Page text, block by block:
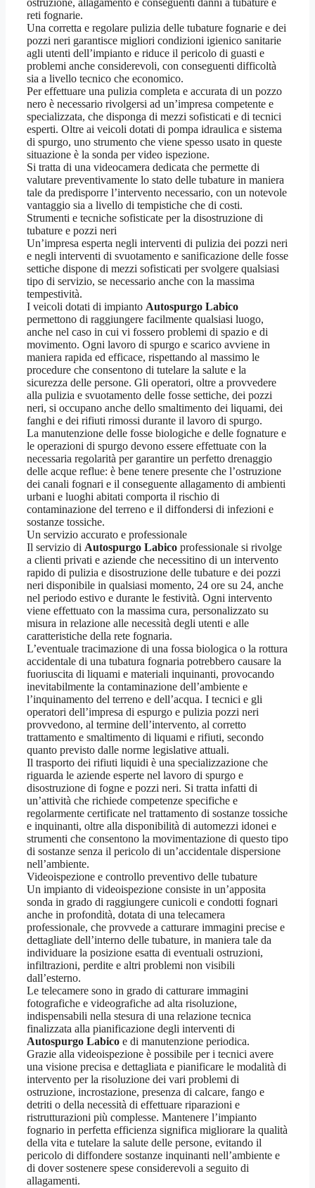
ostruzione, allagamento e conseguenti danni a tubature e
reti fognarie.
Una corretta e regolare pulizia delle tubature fognarie e dei
pozzi neri garantisce migliori condizioni igienico sanitarie
agli utenti dell’impianto e riduce il pericolo di guasti e
problemi anche considerevoli, con conseguenti difficoltà
sia a livello tecnico che economico.
Per effettuare una pulizia completa e accurata di un pozzo
nero è necessario rivolgersi ad un’impresa competente e
specializzata, che disponga di mezzi sofisticati e di tecnici
esperti. Oltre ai veicoli dotati di pompa idraulica e sistema
di spurgo, uno strumento che viene spesso usato in queste
situazione è la sonda per video ispezione.
Si tratta di una videocamera dedicata che permette di
valutare preventivamente lo stato delle tubature in maniera
tale da predisporre l’intervento necessario, con un notevole
vantaggio sia a livello di tempistiche che di costi.
Strumenti e tecniche sofisticate per la disostruzione di
tubature e pozzi neri
Un’impresa esperta negli interventi di pulizia dei pozzi neri
e negli interventi di svuotamento e sanificazione delle fosse
settiche dispone di mezzi sofisticati per svolgere qualsiasi
tipo di servizio, se necessario anche con la massima
tempestività.
I veicoli dotati di impianto Autospurgo Labico
permettono di raggiungere facilmente qualsiasi luogo,
anche nel caso in cui vi fossero problemi di spazio e di
movimento. Ogni lavoro di spurgo e scarico avviene in
maniera rapida ed efficace, rispettando al massimo le
procedure che consentono di tutelare la salute e la
sicurezza delle persone. Gli operatori, oltre a provvedere
alla pulizia e svuotamento delle fosse settiche, dei pozzi
neri, si occupano anche dello smaltimento dei liquami, dei
fanghi e dei rifiuti rimossi durante il lavoro di spurgo.
La manutenzione delle fosse biologiche e delle fognature e
le operazioni di spurgo devono essere effettuate con la
necessaria regolarità per garantire un perfetto drenaggio
delle acque reflue: è bene tenere presente che l’ostruzione
dei canali fognari e il conseguente allagamento di ambienti
urbani e luoghi abitati comporta il rischio di
contaminazione del terreno e il diffondersi di infezioni e
sostanze tossiche.
Un servizio accurato e professionale
Il servizio di Autospurgo Labico professionale si rivolge
a clienti privati e aziende che necessitino di un intervento
rapido di pulizia e disostruzione delle tubature e dei pozzi
neri disponibile in qualsiasi momento, 24 ore su 24, anche
nel periodo estivo e durante le festività. Ogni intervento
viene effettuato con la massima cura, personalizzato su
misura in relazione alle necessità degli utenti e alle
caratteristiche della rete fognaria.
L’eventuale tracimazione di una fossa biologica o la rottura
accidentale di una tubatura fognaria potrebbero causare la
fuoriuscita di liquami e materiali inquinanti, provocando
inevitabilmente la contaminazione dell’ambiente e
l’inquinamento del terreno e dell’acqua. I tecnici e gli
operatori dell’impresa di espurgo e pulizia pozzi neri
provvedono, al termine dell’intervento, al corretto
trattamento e smaltimento di liquami e rifiuti, secondo
quanto previsto dalle norme legislative attuali.
Il trasporto dei rifiuti liquidi è una specializzazione che
riguarda le aziende esperte nel lavoro di spurgo e
disostruzione di fogne e pozzi neri. Si tratta infatti di
un’attività che richiede competenze specifiche e
regolarmente certificate nel trattamento di sostanze tossiche
e inquinanti, oltre alla disponibilità di automezzi idonei e
strumenti che consentono la movimentazione di questo tipo
di sostanze senza il pericolo di un’accidentale dispersione
nell’ambiente.
Videoispezione e controllo preventivo delle tubature
Un impianto di videoispezione consiste in un’apposita
sonda in grado di raggiungere cunicoli e condotti fognari
anche in profondità, dotata di una telecamera
professionale, che provvede a catturare immagini precise e
dettagliate dell’interno delle tubature, in maniera tale da
individuare la posizione esatta di eventuali ostruzioni,
infiltrazioni, perdite e altri problemi non visibili
dall’esterno.
Le telecamere sono in grado di catturare immagini
fotografiche e videografiche ad alta risoluzione,
indispensabili nella stesura di una relazione tecnica
finalizzata alla pianificazione degli interventi di
Autospurgo Labico e di manutenzione periodica.
Grazie alla videoispezione è possibile per i tecnici avere
una visione precisa e dettagliata e pianificare le modalità di
intervento per la risoluzione dei vari problemi di
ostruzione, incrostazione, presenza di calcare, fango e
detriti o della necessità di effettuare riparazioni e
ristrutturazioni più complesse. Mantenere l’impianto
fognario in perfetta efficienza significa migliorare la qualità
della vita e tutelare la salute delle persone, evitando il
pericolo di diffondere sostanze inquinanti nell’ambiente e
di dover sostenere spese considerevoli a seguito di
allagamenti.